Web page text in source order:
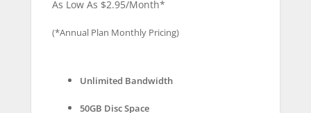
As Low As $2.95/Month*
(*Annual Plan Monthly Pricing)
Unlimited Bandwidth
50GB Disc Space